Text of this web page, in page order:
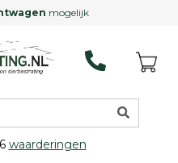
mogelijk
waarderingen